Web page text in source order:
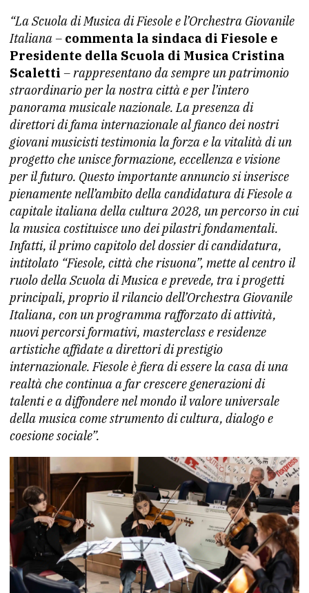
“La Scuola di Musica di Fiesole e l’Orchestra Giovanile
Italiana – commenta la sindaca di Fiesole e
Presidente della Scuola di Musica Cristina
Scaletti – rappresentano da sempre un patrimonio
straordinario per la nostra città e per l’intero
panorama musicale nazionale. La presenza di
direttori di fama internazionale al fianco dei nostri
giovani musicisti testimonia la forza e la vitalità di un
progetto che unisce formazione, eccellenza e visione
per il futuro. Questo importante annuncio si inserisce
pienamente nell’ambito della candidatura di Fiesole a
capitale italiana della cultura 2028, un percorso in cui
la musica costituisce uno dei pilastri fondamentali.
Infatti, il primo capitolo del dossier di candidatura,
intitolato “Fiesole, città che risuona”, mette al centro il
ruolo della Scuola di Musica e prevede, tra i progetti
principali, proprio il rilancio dell’Orchestra Giovanile
Italiana, con un programma rafforzato di attività,
nuovi percorsi formativi, masterclass e residenze
artistiche affidate a direttori di prestigio
internazionale. Fiesole è fiera di essere la casa di una
realtà che continua a far crescere generazioni di
talenti e a diffondere nel mondo il valore universale
della musica come strumento di cultura, dialogo e
coesione sociale”.